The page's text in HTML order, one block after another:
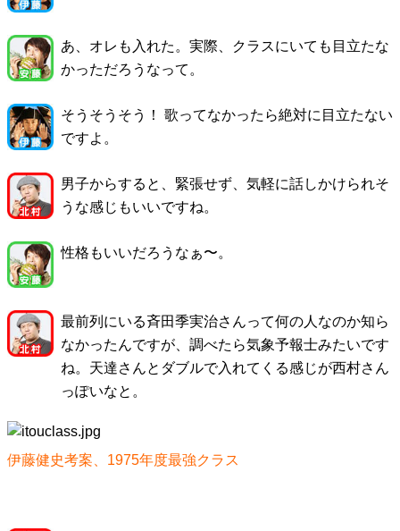
あ、オレも入れた。実際、クラスにいても目立たな
かっただろうなって。
そうそうそう！ 歌ってなかったら絶対に目立たない
ですよ。
男子からすると、緊張せず、気軽に話しかけられそ
うな感じもいいですね。
性格もいいだろうなぁ〜。
最前列にいる斉田季実治さんって何の人なのか知ら
なかったんですが、調べたら気象予報士みたいです
ね。天達さんとダブルで入れてくる感じが西村さん
っぽいなと。
伊藤健史考案、1975年度最強クラス